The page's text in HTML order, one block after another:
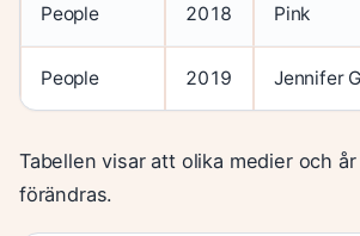
People 2018 Pink
People 2019 Jennifer
Tabellen visar att olika medier och
förändras.